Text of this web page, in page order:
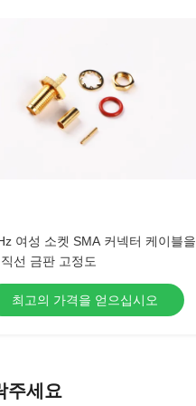
여성 소켓 SMA 커넥터 케이블을
선 금판 고정도
최고의 가격을 얻으십시오
주세요